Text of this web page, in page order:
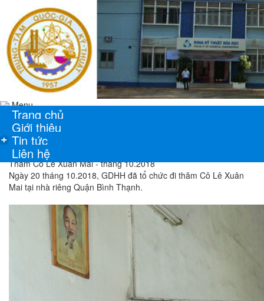
Menu
Trang chủ
Giới thiệu
+ Tin tức
Liên hệ
Thăm Cô Lê Xuân Mai - tháng 10.2018
Ngày 20 tháng 10.2018, GDHH đã tổ chức đi thăm Cô Lê Xuân
Mai tại nhà riêng Quận Bình Thạnh.